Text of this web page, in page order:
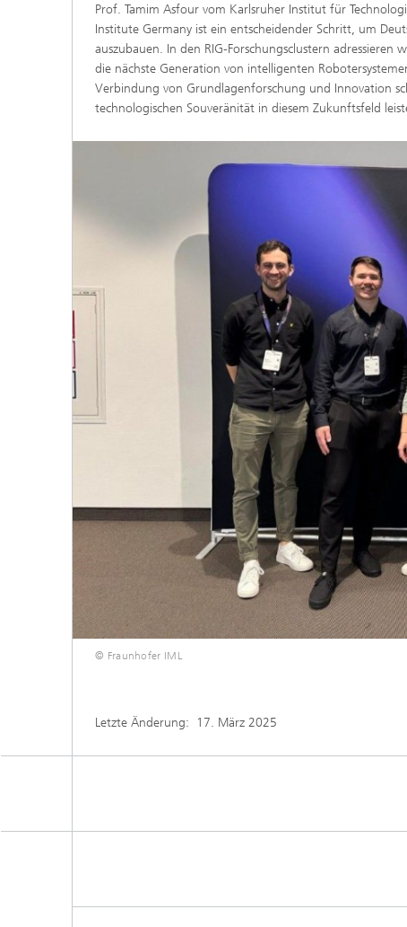
Prof. Tamim Asfour vom Karlsruher Institut für
Institute Germany ist ein entscheidender Schritt, um
auszubauen. In den RIG-Forschungsclustern
die nächste Generation von intelligenten
Verbindung von Grundlagenforschung und Innovation
technologischen Souveränität in diesem Zukunftsfeld
© Fraunhofer IML
Letzte Änderung: 17. März 2025